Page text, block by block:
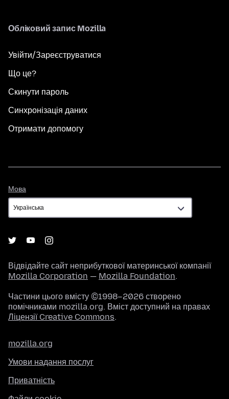
Обліковий запис Mozilla
Увійти/Зареєструватися
Що це?
Скинути пароль
Синхронізація даних
Отримати допомогу
Мова
Відвідайте сайт неприбуткової материнської компанії
Mozilla Corporation — Mozilla Foundation.
Частини цього вмісту ©1998–2026 створено
помічниками mozilla.org. Вміст доступний на правах
Ліцензії Creative Commons.
mozilla.org
Умови надання послуг
Приватність